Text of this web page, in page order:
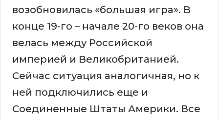
возобновилась «большая игра». В
конце 19-го – начале 20-го веков она
велась между Российской
империей и Великобританией.
Сейчас ситуация аналогичная, но к
ней подключились еще и
Соединенные Штаты Америки. Все